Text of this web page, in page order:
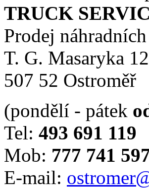
TRUCK
Prodej
T. G. Masaryka
507 52 Ostroměř
(pondělí - pátek
Tel: 493 691 119
Mob: 777 741
E-mail: